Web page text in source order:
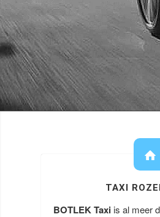
TAXI
BOTLEK Taxi is al meer